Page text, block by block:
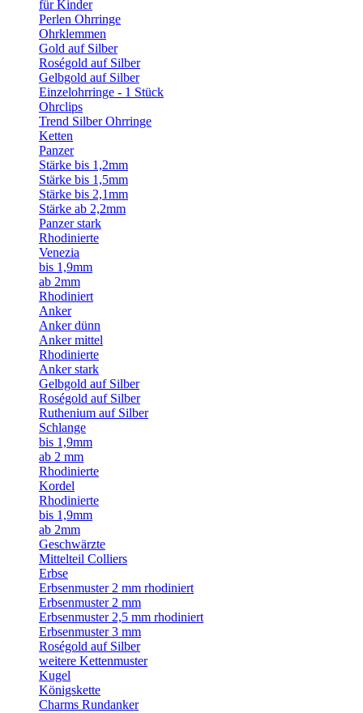
für Kinder
Perlen Ohrringe
Ohrklemmen
Gold auf Silber
Roségold auf Silber
Gelbgold auf Silber
Einzelohrringe - 1 Stück
Ohrclips
Trend Silber Ohrringe
Ketten
Panzer
Stärke bis 1,2mm
Stärke bis 1,5mm
Stärke bis 2,1mm
Stärke ab 2,2mm
Panzer stark
Rhodinierte
Venezia
bis 1,9mm
ab 2mm
Rhodiniert
Anker
Anker dünn
Anker mittel
Rhodinierte
Anker stark
Gelbgold auf Silber
Roségold auf Silber
Ruthenium auf Silber
Schlange
bis 1,9mm
ab 2 mm
Rhodinierte
Kordel
Rhodinierte
bis 1,9mm
ab 2mm
Geschwärzte
Mittelteil Colliers
Erbse
Erbsenmuster 2 mm rhodiniert
Erbsenmuster 2 mm
Erbsenmuster 2,5 mm rhodiniert
Erbsenmuster 3 mm
Roségold auf Silber
weitere Kettenmuster
Kugel
Königskette
Charms Rundanker